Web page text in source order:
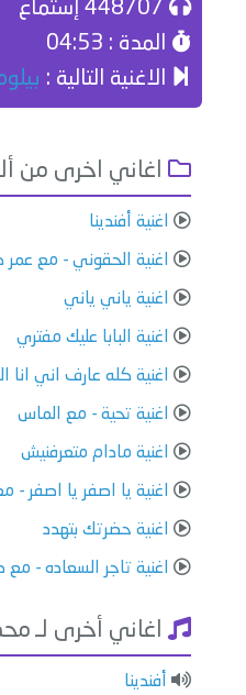
المدة : 04:53
الاغنية التالية :
اغاني اخرى من
اغنية أفندينا
اغنية الحقوني - مع عمر
اغنية ياني ياني
اغنية البابا عليك مفتري
اغنية كله عارف اني انا
اغنية تحية - مع الماس
اغنية مادام متعرفنيش
اغنية يا اصفر يا اصفر -
اغنية حضرتك بتهدد
اغنية تاجر السعاده -
اغاني أخرى لـ
أفندينا